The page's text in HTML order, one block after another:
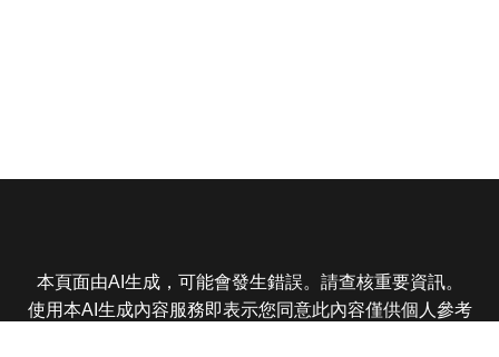
本頁面由AI生成，可能會發生錯誤。請查核重要資訊。
使用本AI生成內容服務即表示您同意此內容僅供個人參考